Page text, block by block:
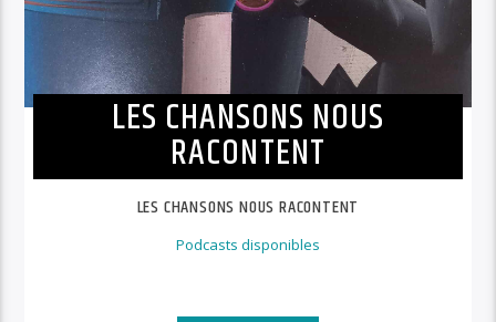
LES CHANSONS NOUS
RACONTENT
LES CHANSONS NOUS RACONTENT
Podcasts disponibles